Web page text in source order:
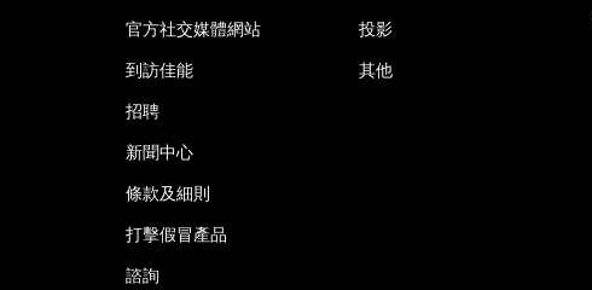
官方社交媒體網站
到訪佳能
招聘
新聞中心
條款及細則
打擊假冒產品
諮詢
投影
其他